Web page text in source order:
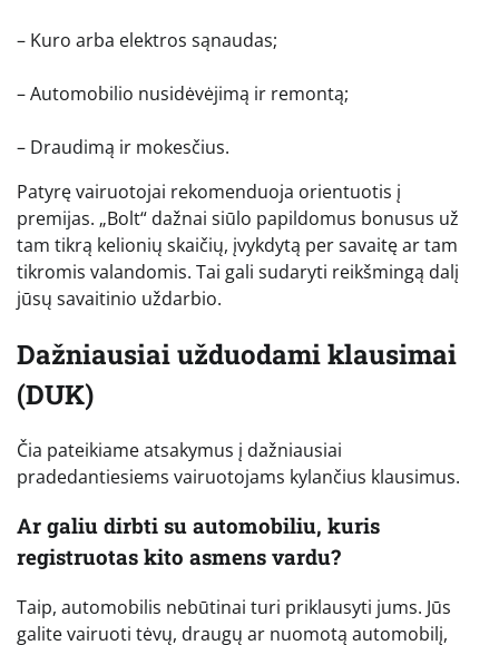
– Kuro arba elektros sąnaudas;
– Automobilio nusidėvėjimą ir remontą;
– Draudimą ir mokesčius.
Patyrę vairuotojai rekomenduoja orientuotis į
premijas. „Bolt“ dažnai siūlo papildomus bonusus už
tam tikrą kelionių skaičių, įvykdytą per savaitę ar tam
tikromis valandomis. Tai gali sudaryti reikšmingą dalį
jūsų savaitinio uždarbio.
Dažniausiai užduodami klausimai
(DUK)
Čia pateikiame atsakymus į dažniausiai
pradedantiesiems vairuotojams kylančius klausimus.
Ar galiu dirbti su automobiliu, kuris
registruotas kito asmens vardu?
Taip, automobilis nebūtinai turi priklausyti jums. Jūs
galite vairuoti tėvų, draugų ar nuomotą automobilį,